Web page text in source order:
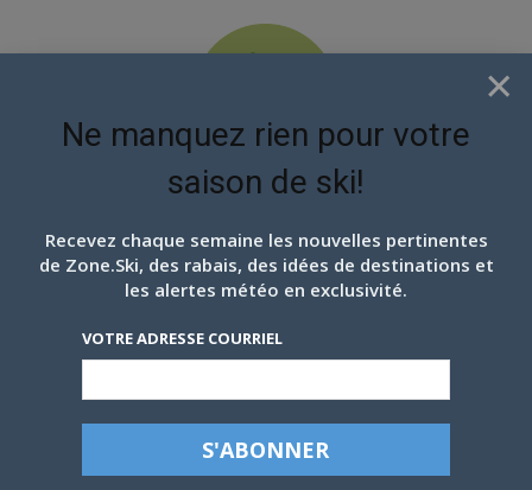
EN ATTENDANT LES
SOMMET ST-SAUVEUR, 13 DÉCEMBRE:
×
Ne manquez rien pour votre
saison de ski!
Recevez chaque semaine les nouvelles pertinentes
de Zone.Ski, des rabais, des idées de destinations et
les alertes météo en exclusivité.
VOTRE ADRESSE COURRIEL